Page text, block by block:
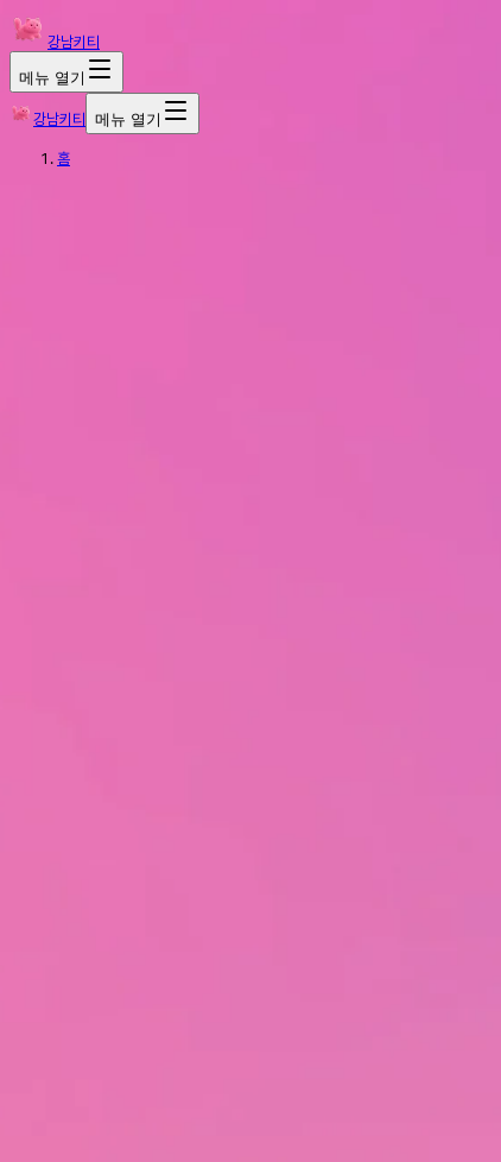
강남키티
메뉴 열기
강남키티 메뉴 열기
홈